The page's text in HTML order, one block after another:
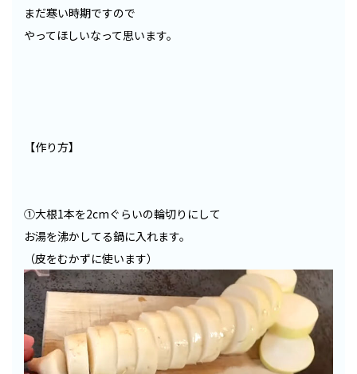
まだ寒い時期ですので
やってほしいなって思います。
【作り方】
①大根1本を2cmぐらいの輪切りにして
お湯を沸かしてる鍋に入れます。
（皮をむかずに使います）